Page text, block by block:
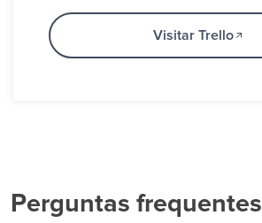
Visitar Trello
Perguntas frequentes